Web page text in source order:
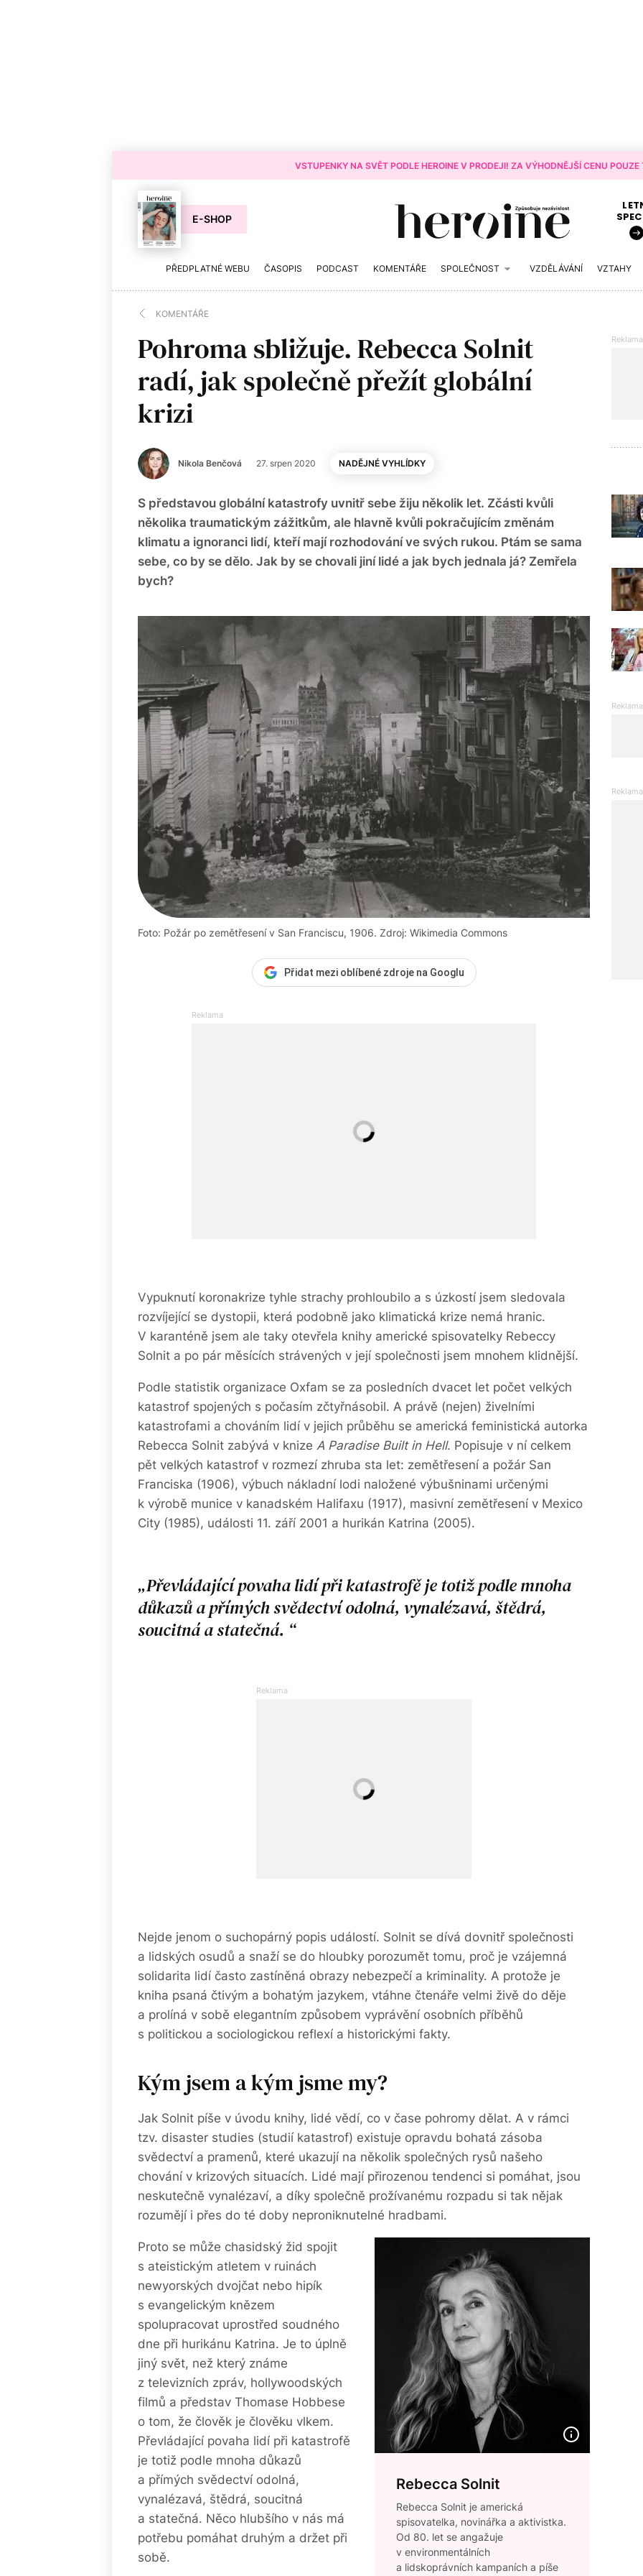
VSTUPENKY NA SVĚT PODLE HEROINE V PRODEJI! ZA VÝHODNĚJŠÍ CENU
E-SHOP
PŘEDPLATNÉ WEBU ČASOPIS PODCAST KOMENTÁŘE SPOLEČNOST VZDĚLÁVÁNÍ VZTAHY
KOMENTÁŘE
Pohroma sbližuje. Rebecca Solnit
radí, jak společně přežít globální
krizi
Nikola Benčová 27. srpen 2020 NADĚJNÉ VYHLÍDKY
S představou globální katastrofy uvnitř sebe žiju několik let. Zčásti kvůli
několika traumatickým zážitkům, ale hlavně kvůli pokračujícím změnám
klimatu a ignoranci lidí, kteří mají rozhodování ve svých rukou. Ptám se sama
sebe, co by se dělo. Jak by se chovali jiní lidé a jak bych jednala já? Zemřela
bych?
Foto: Požár po zemětřesení v San Franciscu, 1906. Zdroj: Wikimedia Commons
Přidat mezi oblíbené zdroje na Googlu
Vypuknutí koronakrize tyhle strachy prohloubilo a s úzkostí jsem sledovala
rozvíjející se dystopii, která podobně jako klimatická krize nemá hranic.
V karanténě jsem ale taky otevřela knihy americké spisovatelky Rebeccy
Solnit a po pár měsících strávených v její společnosti jsem mnohem klidnější.
Podle statistik organizace Oxfam se za posledních dvacet let počet velkých
katastrof spojených s počasím zčtyřnásobil. A právě (nejen) živelními
katastrofami a chováním lidí v jejich průběhu se americká feministická autorka
Rebecca Solnit zabývá v knize A Paradise Built in Hell. Popisuje v ní celkem
pět velkých katastrof v rozmezí zhruba sta let: zemětřesení a požár San
Franciska (1906), výbuch nákladní lodi naložené výbušninami určenými
k výrobě munice v kanadském Halifaxu (1917), masivní zemětřesení v Mexico
City (1985), události 11. září 2001 a hurikán Katrina (2005).
Převládající povaha lidí při katastrofě je totiž podle mnoha
důkazů a přímých svědectví odolná, vynalézavá, štědrá,
soucitná a statečná.
Nejde jenom o suchopárný popis událostí. Solnit se dívá dovnitř společnosti
a lidských osudů a snaží se do hloubky porozumět tomu, proč je vzájemná
solidarita lidí často zastíněná obrazy nebezpečí a kriminality. A protože je
kniha psaná čtivým a bohatým jazykem, vtáhne čtenáře velmi živě do děje
a prolíná v sobě elegantním způsobem vyprávění osobních příběhů
s politickou a sociologickou reflexí a historickými fakty.
Kým jsem a kým jsme my?
Jak Solnit píše v úvodu knihy, lidé vědí, co v čase pohromy dělat. A v rámci
tzv. disaster studies (studií katastrof) existuje opravdu bohatá zásoba
svědectví a pramenů, které ukazují na několik společných rysů našeho
chování v krizových situacích. Lidé mají přirozenou tendenci si pomáhat, jsou
neskutečně vynalézaví, a díky společně prožívanému rozpadu si tak nějak
rozumějí i přes do té doby neproniknutelné hradbami.
Rebecca Solnit
Rebecca Solnit je americká
spisovatelka, novinářka a aktivistka.
Od 80. let se angažuje
v environmentálních
a lidskoprávních kampaních a píše
Proto se může chasidský žid spojit
s ateistickým atletem v ruinách
newyorských dvojčat nebo hipík
s evangelickým knězem
spolupracovat uprostřed soudného
dne při hurikánu Katrina. Je to úplně
jiný svět, než který známe
z televizních zpráv, hollywoodských
filmů a představ Thomase Hobbese
o tom, že člověk je člověku vlkem.
Převládající povaha lidí při katastrofě
je totiž podle mnoha důkazů
a přímých svědectví odolná,
vynalézavá, štědrá, soucitná
a statečná. Něco hlubšího v nás má
potřebu pomáhat druhým a držet při
sobě.